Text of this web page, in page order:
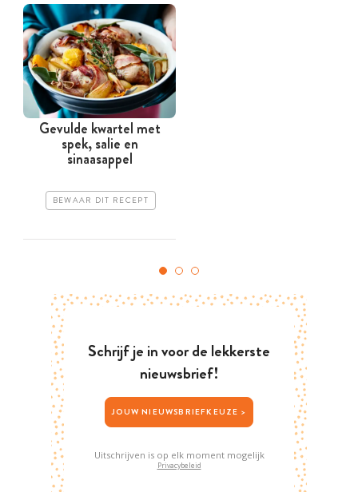
Gevulde kwartel met
spek, salie en
sinaasappel
BEWAAR DIT RECEPT
Schrijf je in voor de lekkerste
nieuwsbrief!
JOUW NIEUWSBRIEFKEUZE >
Uitschrijven is op elk moment mogelijk
Privacybeleid